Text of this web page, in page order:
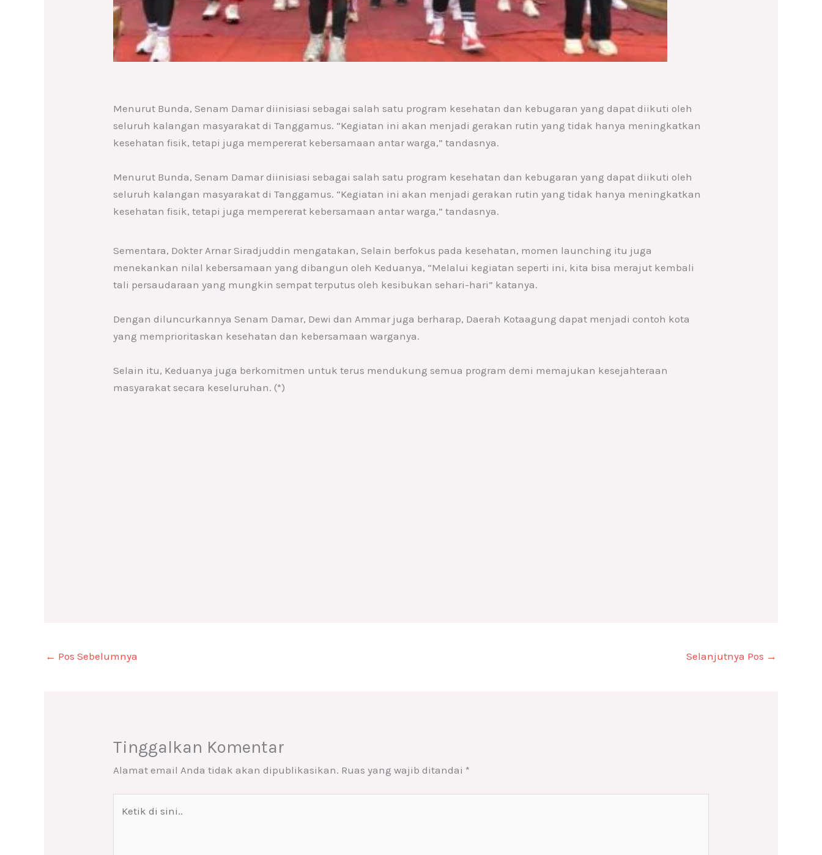
Menurut Bunda, Senam Damar diinisiasi sebagai salah satu program kesehatan dan kebugaran yang dapat diikuti oleh
seluruh kalangan masyarakat di Tanggamus. “Kegiatan ini akan menjadi gerakan rutin yang tidak hanya meningkatkan
kesehatan fisik, tetapi juga mempererat kebersamaan antar warga,” tandasnya.
Menurut Bunda, Senam Damar diinisiasi sebagai salah satu program kesehatan dan kebugaran yang dapat diikuti oleh
seluruh kalangan masyarakat di Tanggamus. “Kegiatan ini akan menjadi gerakan rutin yang tidak hanya meningkatkan
kesehatan fisik, tetapi juga mempererat kebersamaan antar warga,” tandasnya.
Sementara, Dokter Arnar Siradjuddin mengatakan, Selain berfokus pada kesehatan, momen launching itu juga
menekankan nilal kebersamaan yang dibangun oleh Keduanya, “Melalui kegiatan seperti ini, kita bisa merajut kembali
tali persaudaraan yang mungkin sempat terputus oleh kesibukan sehari-hari” katanya.
Dengan diluncurkannya Senam Damar, Dewi dan Ammar juga berharap, Daerah Kotaagung dapat menjadi contoh kota
yang memprioritaskan kesehatan dan kebersamaan warganya.
Selain itu, Keduanya juga berkomitmen untuk terus mendukung semua program demi memajukan kesejahteraan
masyarakat secara keseluruhan. (*)
← Pos Sebelumnya Selanjutnya Pos →
Tinggalkan Komentar
Alamat email Anda tidak akan dipublikasikan. Ruas yang wajib ditandai *